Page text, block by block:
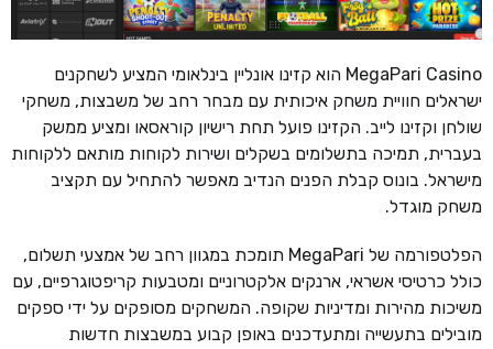
MegaPari Casino הוא קזינו אונליין בינלאומי המציע לשחקנים
ישראלים חוויית משחק איכותית עם מבחר רחב של משבצות, משחקי
שולחן וקזינו לייב. הקזינו פועל תחת רישיון קוראסאו ומציע ממשק
בעברית, תמיכה בתשלומים בשקלים ושירות לקוחות מותאם ללקוחות
מישראל. בונוס קבלת הפנים הנדיב מאפשר להתחיל עם תקציב
משחק מוגדל.
הפלטפורמה של MegaPari תומכת במגוון רחב של אמצעי תשלום,
כולל כרטיסי אשראי, ארנקים אלקטרוניים ומטבעות קריפטוגרפיים, עם
משיכות מהירות ומדיניות שקופה. המשחקים מסופקים על ידי ספקים
מובילים בתעשייה ומתעדכנים באופן קבוע במשבצות חדשות